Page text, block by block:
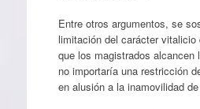
Entre otros argumentos, se
limitación del carácter vitalicio
que los magistrados alcancen
no importaría una restricción
en alusión a la inamovilidad